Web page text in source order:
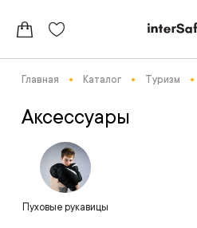
Главная Каталог Туризм
Аксессуары
Пуховые рукавицы